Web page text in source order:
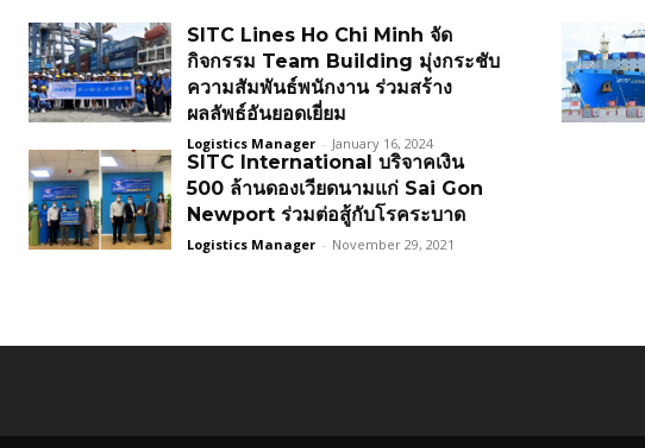
SITC Lines Ho Chi Minh จัด
กิจกรรม Team Building มุ่งกระชับ
ความสัมพันธ์พนักงาน ร่วมสร้าง
ผลลัพธ์อันยอดเยี่ยม
Logistics Manager - January 16, 2024
SITC International บริจาคเงิน
500 ล้านดองเวียดนามแก่ Sai Gon
Newport ร่วมต่อสู้กับโรคระบาด
Logistics Manager - November 29, 2021